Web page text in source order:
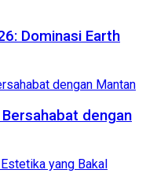
Dominasi Earth
dengan